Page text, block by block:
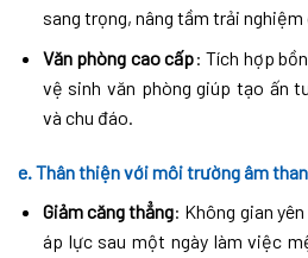
sang trọng, nâng tầm trải nghiệm
Văn phòng cao cấp: Tích hợp
vệ sinh văn phòng giúp tạo ấn
và chu đáo.
e. Thân thiện với môi trường âm
Giảm căng thẳng: Không gian
áp lực sau một ngày làm việc